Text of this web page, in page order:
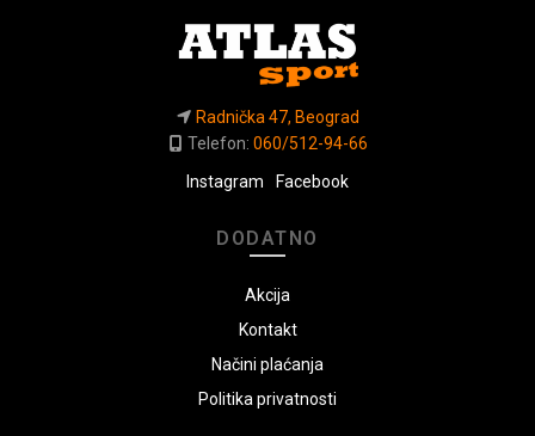
Radnička 47, Beograd
Telefon: 060/512-94-66
Instagram
Facebook
DODATNO
Akcija
Kontakt
Načini plaćanja
Politika privatnosti